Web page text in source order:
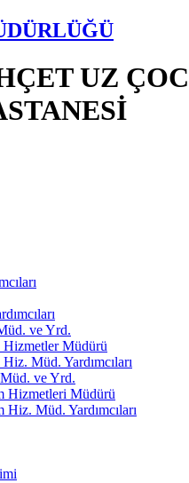
UZ
ve Yrd.
Müdürü
Müd. Yardımcıları
ve Yrd.
Hizmetleri Müdürü
Hiz. Müd. Yardımcıları